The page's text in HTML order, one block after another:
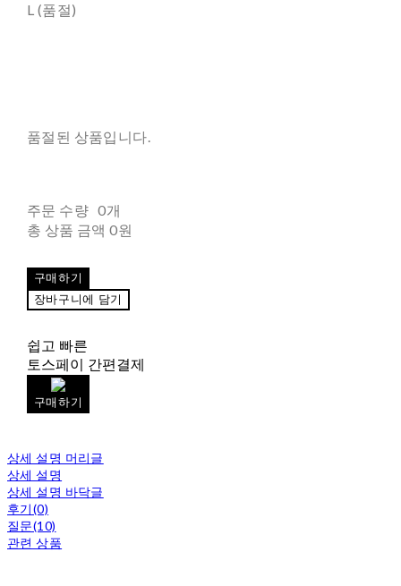
L (품절)
품절된 상품입니다.
주문 수량 0개
총 상품 금액 0원
구매하기
장바구니에 담기
쉽고 빠른
토스페이 간편결제
구매하기
상세 설명 머리글
상세 설명
상세 설명 바닥글
후기(0)
질문(10)
관련 상품